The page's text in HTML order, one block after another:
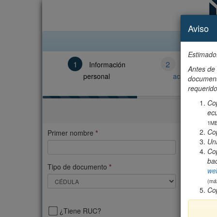
1
Información
personal
2
Información
académica
Primer nombre *
Tipo de documento *
¿Tiene RUC?
Aviso
Estimado.
Antes